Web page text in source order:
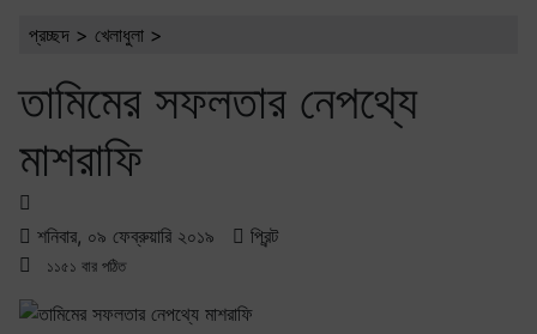
প্রচ্ছদ > খেলাধুলা >
তামিমের সফলতার নেপথ্যে
মাশরাফি
শনিবার, ০৯ ফেব্রুয়ারি ২০১৯ প্রিন্ট
১১৫১ বার পঠিত